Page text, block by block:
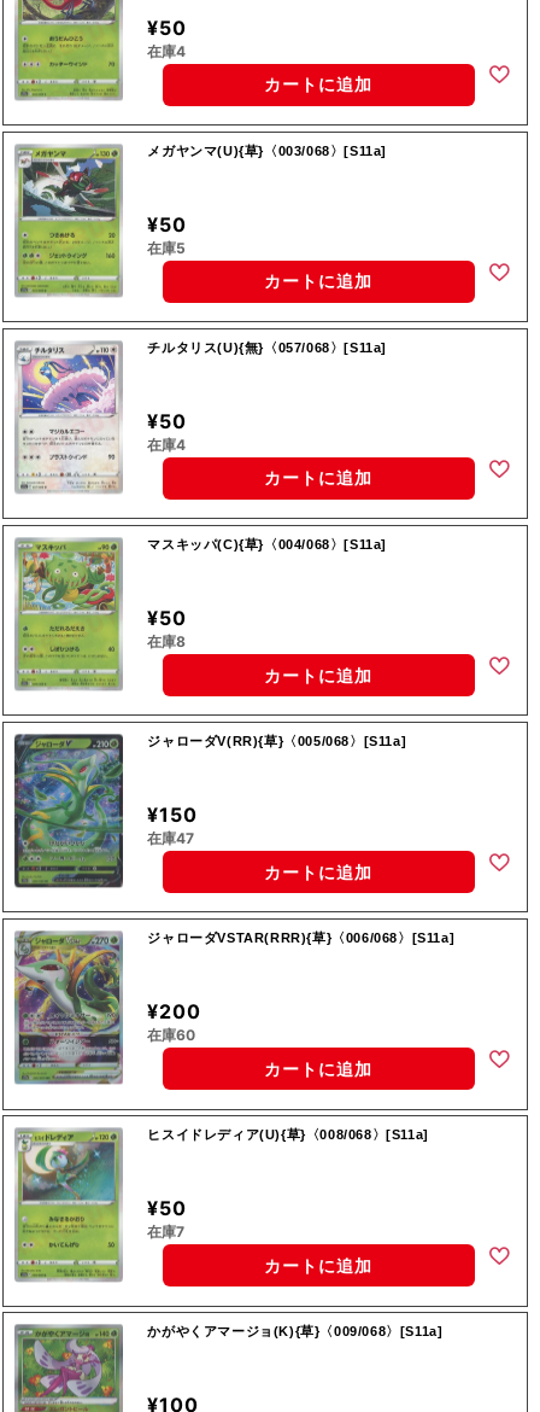
¥50
在庫4
カートに追加
メガヤンマ(U){草}〈003/068〉[S11a]
¥50
在庫5
カートに追加
チルタリス(U){無}〈057/068〉[S11a]
¥50
在庫4
カートに追加
マスキッパ(C){草}〈004/068〉[S11a]
¥50
在庫8
カートに追加
ジャローダV(RR){草}〈005/068〉[S11a]
¥150
在庫47
カートに追加
ジャローダVSTAR(RRR){草}〈006/068〉[S11a]
¥200
在庫60
カートに追加
ヒスイドレディア(U){草}〈008/068〉[S11a]
¥50
在庫7
カートに追加
かがやくアマージョ(K){草}〈009/068〉[S11a]
¥100